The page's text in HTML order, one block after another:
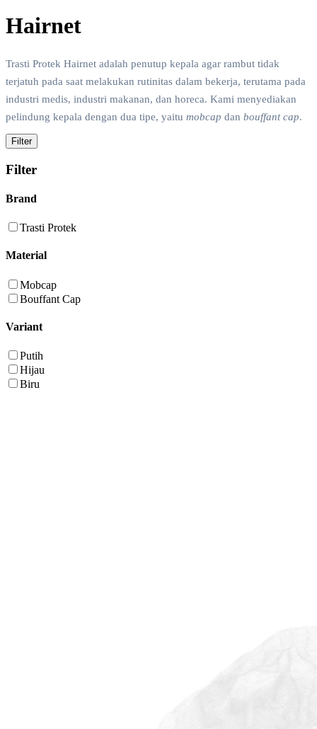
Hairnet
Trasti Protek Hairnet adalah penutup kepala agar rambut tidak
terjatuh pada saat melakukan rutinitas dalam bekerja, terutama pada
industri medis, industri makanan, dan horeca. Kami menyediakan
pelindung kepala dengan dua tipe, yaitu mobcap dan bouffant cap.
Filter
Filter
Brand
Trasti Protek
Material
Mobcap
Bouffant Cap
Variant
Putih
Hijau
Biru